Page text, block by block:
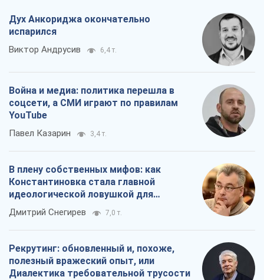
Дух Анкориджа окончательно
испарился
Виктор Андрусив 6,4 т.
Война и медиа: политика перешла в
соцсети, а СМИ играют по правилам
YouTube
Павел Казарин 3,4 т.
В плену собственных мифов: как
Константиновка стала главной
идеологической ловушкой для
российских оккупантов
Дмитрий Снегирев 7,0 т.
Рекрутинг: обновленный и, похоже,
полезный вражеский опыт, или
Диалектика требовательной трусости